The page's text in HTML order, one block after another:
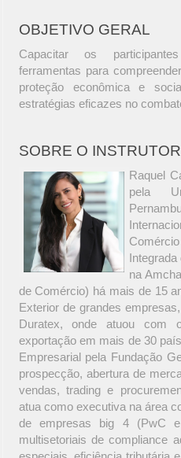
OBJETIVO GERAL
Capacitar os
ferramentas para
proteção econômica e
estratégias eficazes no
SOBRE O INSTRUTOR
Raquel
pela
na
de Comércio) há mais de 15
Exterior de grandes
Duratex, onde atuou com
exportação em mais de 30
Empresarial pela Fundação
prospecção, abertura de
vendas, trading e
atua como executiva na área
de empresas big 4 (PwC e
multisetoriais de compliance